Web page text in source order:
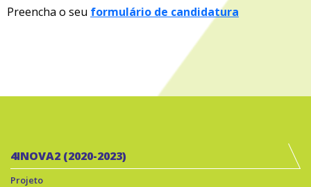
Preencha o seu formulário de candidatura
4INOVA2 (2020-2023)
Projeto